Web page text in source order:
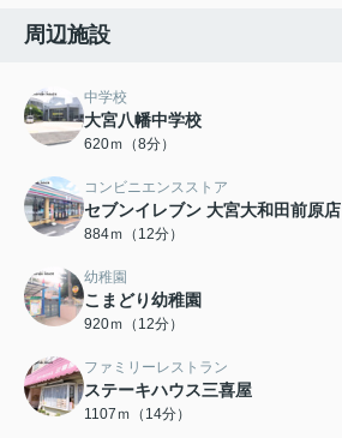
周辺施設
中学校
大宮八幡中学校
620ｍ（8分）
コンビニエンスストア
セブンイレブン 大宮大和田前原店
884ｍ（12分）
幼稚園
こまどり幼稚園
920ｍ（12分）
ファミリーレストラン
ステーキハウス三喜屋
1107ｍ（14分）